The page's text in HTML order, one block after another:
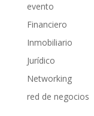
evento
Financiero
Inmobiliario
Jurídico
Networking
red de negocios